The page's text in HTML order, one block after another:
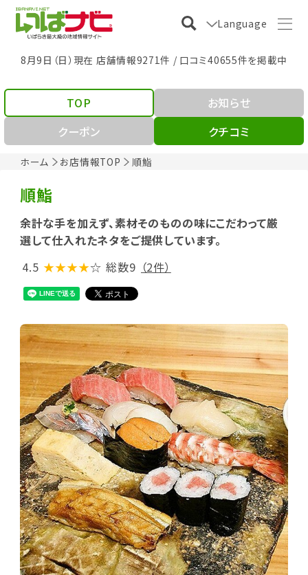
Language
8月9日（日）現在 店舗情報9271件 / 口コミ40655件を掲載中
ホーム お店情報TOP 順鮨
TOP
お知らせ
クーポン
クチコミ
順鮨
余計な手を加えず、素材そのものの味にこだわって厳
選して仕入れたネタをご提供しています。
4.5 ★★★★☆ 総数9 （2件）